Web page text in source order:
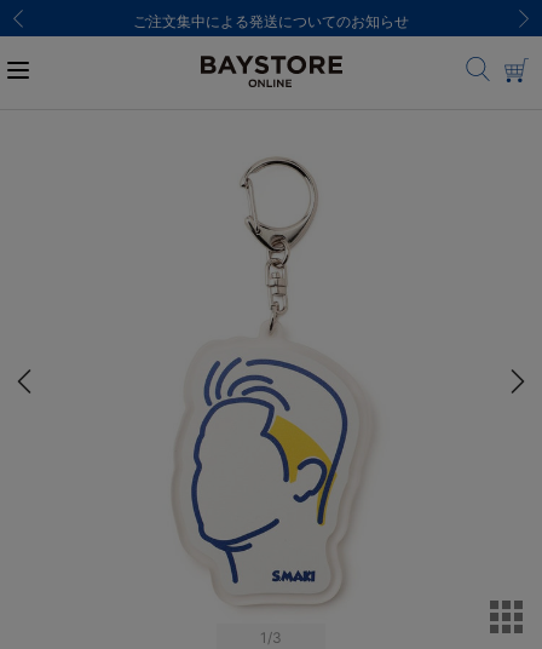
ご注文集中による発送についてのお知らせ
1 /3